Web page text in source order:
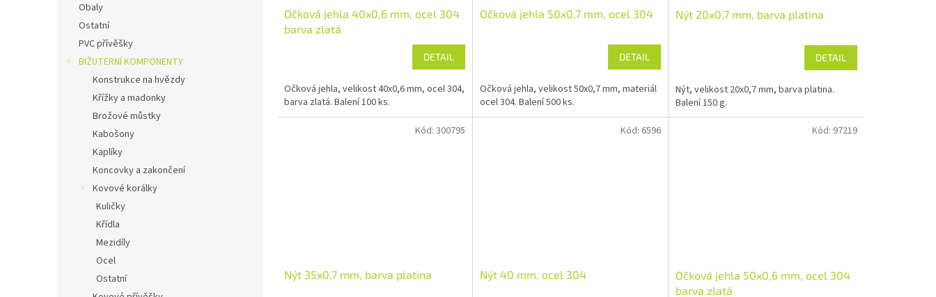
Obaly
Ostatní
PVC přívěšky
BIŽUTERNÍ KOMPONENTY
Konstrukce na hvězdy
Křížky a madonky
Brožové můstky
Kabošony
Kaplíky
Koncovky a zakončení
Kovové korálky
Kuličky
Křídla
Mezidíly
Ocel
Ostatní
Očková jehla 40x0,6 mm, ocel 304
barva zlatá
DETAIL
Očková jehla, velikost 40x0,6 mm, ocel 304,
barva zlatá. Balení 100 ks.
Očková jehla 50x0,7 mm, ocel 304
DETAIL
Očková jehla, velikost 50x0,7 mm, materiál
ocel 304. Balení 500 ks.
Nýt 20x0,7 mm, barva platina
DETAIL
Nýt, velikost 20x0,7 mm, barva platina.
Balení 150 g.
Nýt 35x0,7 mm, barva platina
Kód: 300795
Nýt 40 mm, ocel 304
Kód: 6596
Očková jehla 50x0,6 mm, ocel 304
barva zlatá
Kód: 97219